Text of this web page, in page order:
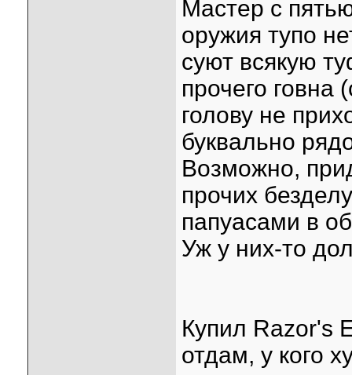
Мастер с
оружия тупо
суют всякую
прочего говна
голову не
буквально
Возможно,
прочих
папуасами в
Уж у них-то
Купил Razor's
отдам, у кого